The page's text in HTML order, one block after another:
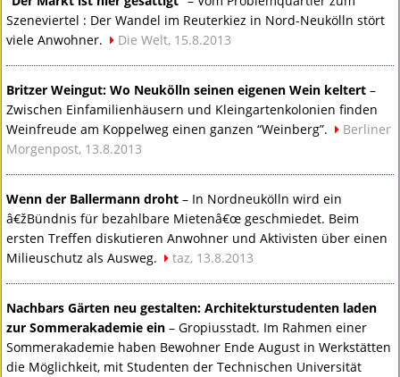
Szeneviertel : Der Wandel im Reuterkiez in Nord-Neukölln stört
viele Anwohner.
Die Welt, 15.8.2013
Britzer Weingut: Wo Neukölln seinen eigenen Wein keltert –
Zwischen Einfamilienhäusern und Kleingartenkolonien finden
Weinfreude am Koppelweg einen ganzen “Weinberg”.
Berliner
Morgenpost, 13.8.2013
Wenn der Ballermann droht – In Nordneukölln wird ein
â€žBündnis für bezahlbare Mietenâ€œ geschmiedet. Beim
ersten Treffen diskutieren Anwohner und Aktivisten über einen
Milieuschutz als Ausweg.
taz, 13.8.2013
Nachbars Gärten neu gestalten: Architekturstudenten laden
zur Sommerakademie ein – Gropiusstadt. Im Rahmen einer
Sommerakademie haben Bewohner Ende August in Werkstätten
die Möglichkeit, mit Studenten der Technischen Universität